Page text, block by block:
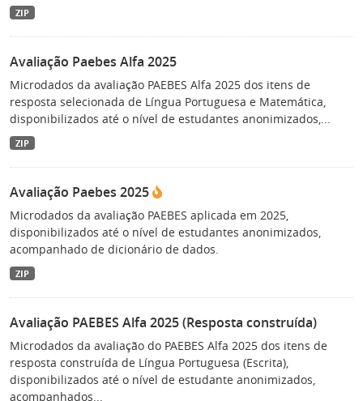
ZIP
Avaliação Paebes Alfa 2025
Microdados da avaliação PAEBES Alfa 2025 dos itens de
resposta selecionada de Língua Portuguesa e Matemática,
disponibilizados até o nível de estudantes anonimizados,...
ZIP
Avaliação Paebes 2025
Microdados da avaliação PAEBES aplicada em 2025,
disponibilizados até o nível de estudantes anonimizados,
acompanhado de dicionário de dados.
ZIP
Avaliação PAEBES Alfa 2025 (Resposta construída)
Microdados da avaliação do PAEBES Alfa 2025 dos itens de
resposta construída de Língua Portuguesa (Escrita),
disponibilizados até o nível de estudante anonimizados,
acompanhados...